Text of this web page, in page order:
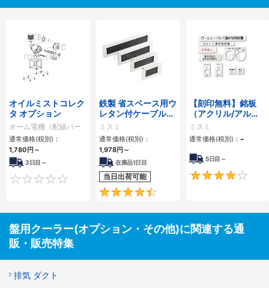
オイルミストコレク
タ オプション
オーム電機（配線パー
ツ・熱対策機器）
通常価格(税別)：
1,780円 ～
3日目～
0
鉄製 省スペース用ウ
レタン付ケーブルク
ランプ KSシリーズ
ミスミ
通常価格(税別)：
1,978円 ～
在庫品1日目
当日出荷可能
【刻印無料】銘板
（アクリル/アル
ミ）
ミスミ
通常価格(税別)： -
5日目～
盤用クーラー(オプション・その他)に関連する通
販・販売特集
排気 ダクト